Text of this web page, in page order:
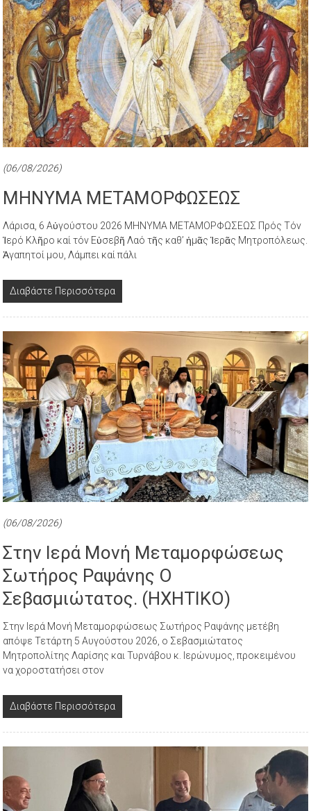
(06/08/2026)
ΜΗΝΥΜΑ ΜΕΤΑΜΟΡΦΩΣΕΩΣ
Λάρισα, 6 Αὐγούστου 2026 ΜΗΝΥΜΑ ΜΕΤΑΜΟΡΦΩΣΕΩΣ Πρός Τόν
Ἱερό Κλῆρο καί τόν Εὐσεβῆ Λαό τῆς καθ’ ἡμᾶς Ἱερᾶς Μητροπόλεως.
Ἀγαπητοί μου, Λάμπει καί πάλι
Διαβάστε Περισσότερα
(06/08/2026)
Στην Ιερά Μονή Μεταμορφώσεως
Σωτήρος Ραψάνης Ο
Σεβασμιώτατος. (ΗΧΗΤΙΚΟ)
Στην Ιερά Μονή Μεταμορφώσεως Σωτήρος Ραψάνης μετέβη
απόψε Τετάρτη 5 Αυγούστου 2026, ο Σεβασμιώτατος
Μητροπολίτης Λαρίσης και Τυρνάβου κ. Ιερώνυμος, προκειμένου
να χοροστατήσει στον
Διαβάστε Περισσότερα